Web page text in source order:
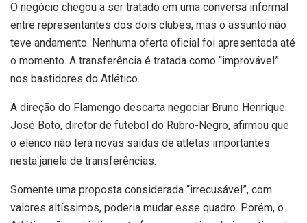
O negócio chegou a ser tratado em uma conversa informal
entre representantes dos dois clubes, mas o assunto não
teve andamento. Nenhuma oferta oficial foi apresentada até
o momento. A transferência é tratada como “improvável”
nos bastidores do Atlético.
A direção do Flamengo descarta negociar Bruno Henrique.
José Boto, diretor de futebol do Rubro-Negro, afirmou que
o elenco não terá novas saídas de atletas importantes
nesta janela de transferências.
Somente uma proposta considerada “irrecusável”, com
valores altíssimos, poderia mudar esse quadro. Porém, o